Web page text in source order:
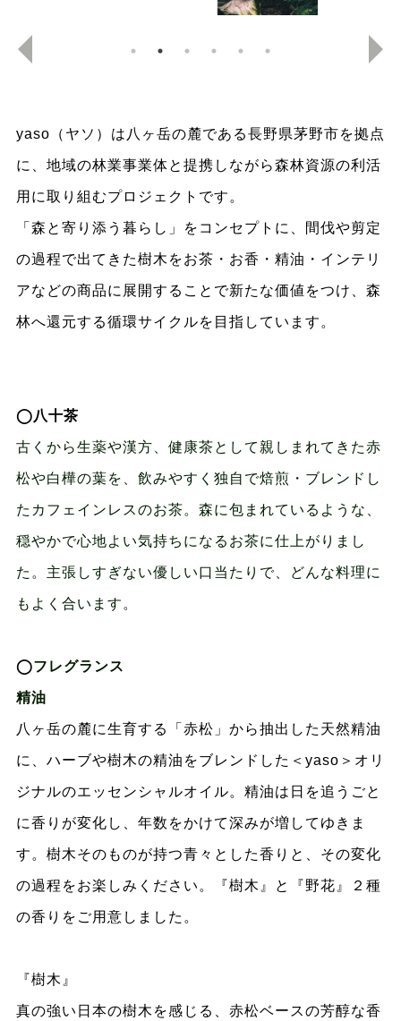
yaso （ヤソ）は八ヶ岳の麓である長野県茅野市を拠点
に、地域の林業事業体と提携しながら森林資源の利活
用に取り組むプロジェクトです。
「森と寄り添う暮らし」をコンセプトに、間伐や剪定
の過程で出てきた樹木をお茶・お香・精油・インテリ
アなどの商品に展開することで新たな価値をつけ、森
林へ還元する循環サイクルを目指しています。
◯八十茶
古くから生薬や漢方、健康茶として親しまれてきた赤
松や白樺の葉を、飲みやすく独自で焙煎・ブレンドし
たカフェインレスのお茶。森に包まれているような、
穏やかで心地よい気持ちになるお茶に仕上がりまし
た。主張しすぎない優しい口当たりで、どんな料理に
もよく合います。
◯フレグランス
精油
八ヶ岳の麓に生育する「赤松」から抽出した天然精油
に、ハーブや樹木の精油をブレンドした＜yaso＞オリ
ジナルのエッセンシャルオイル。精油は日を追うごと
に香りが変化し、年数をかけて深みが増してゆきま
す。樹木そのものが持つ青々とした香りと、その変化
の過程をお楽しみください。『樹木』と『野花』２種
の香りをご用意しました。
『樹木』
真の強い日本の樹木を感じる、赤松ベースの芳醇な香